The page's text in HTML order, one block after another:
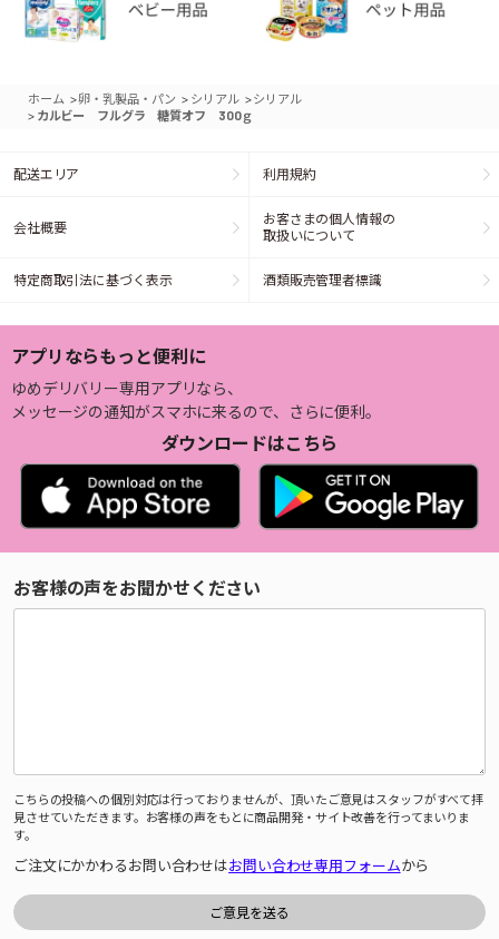
ホーム >卵・乳製品・パン > シリアル >シリアル
> カルビー フルグラ 糖質オフ 300ｇ
配送エリア 利用規約
会社概要
お客さまの個人情報の
取扱いについて
特定商取引法に基づく表示 酒類販売管理者標識
アプリならもっと便利に
ゆめデリバリー専用アプリなら、
メッセージの通知がスマホに来るので、さらに便利。
ダウンロードはこちら
お客様の声をお聞かせください
こちらの投稿への個別対応は行っておりませんが、頂いたご意見はスタッフがすべて拝
見させていただきます。お客様の声をもとに商品開発・サイト改善を行ってまいりま
す。
ご注文にかかわるお問い合わせはお問い合わせ専用フォームから